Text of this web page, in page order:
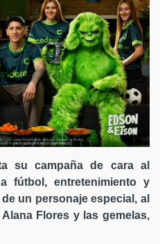
su campaña de cara al
fútbol, entretenimiento y
un personaje especial, al
Flores y las gemelas,